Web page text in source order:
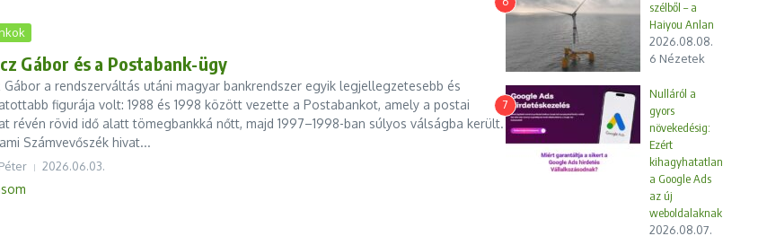
Gábor és a Postabank-ügy
Gábor a rendszerváltás utáni magyar bankrendszer egyik legjellegzetesebb és
figurája volt: 1988 és 1998 között vezette a Postabankot, amely a postai
révén rövid idő alatt tömegbankká nőtt, majd 1997–1998-ban súlyos válságba került.
Számvevőszék hivat...
2026.06.03.
szélből – a
Haiyou Anlan
2026.08.08.
6 Nézetek
7
Nulláról a
gyors
növekedésig:
Ezért
kihagyhatatlan
a Google Ads
az új
weboldalaknak
2026.08.07.